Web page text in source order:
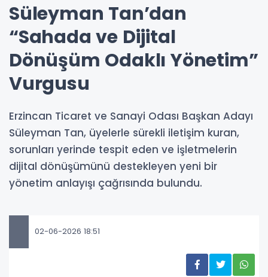
Süleyman Tan’dan
“Sahada ve Dijital
Dönüşüm Odaklı Yönetim”
Vurgusu
Erzincan Ticaret ve Sanayi Odası Başkan Adayı
Süleyman Tan, üyelerle sürekli iletişim kuran,
sorunları yerinde tespit eden ve işletmelerin
dijital dönüşümünü destekleyen yeni bir
yönetim anlayışı çağrısında bulundu.
02-06-2026 18:51